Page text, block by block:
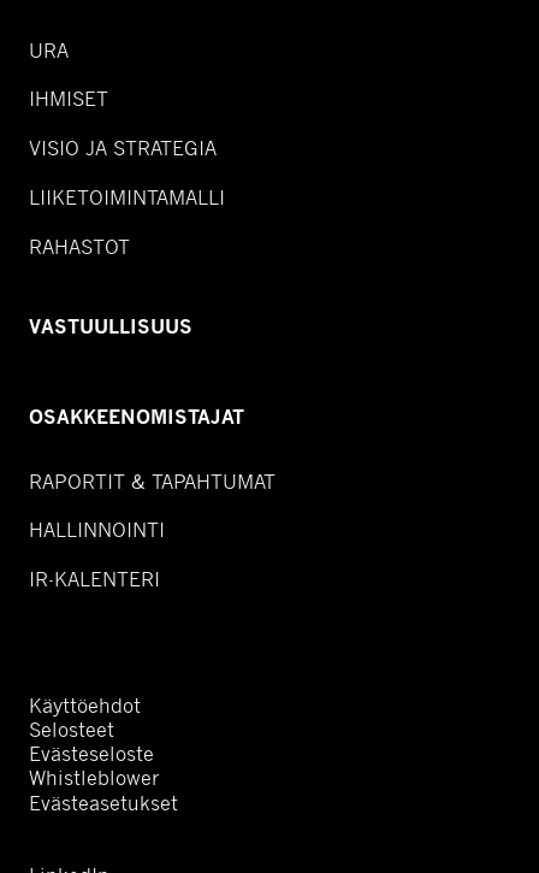
URA
IHMISET
VISIO JA STRATEGIA
LIIKETOIMINTAMALLI
RAHASTOT
VASTUULLISUUS
OSAKKEENOMISTAJAT
RAPORTIT & TAPAHTUMAT
HALLINNOINTI
IR-KALENTERI
Käyttöehdot
Selosteet
Evästeseloste
Whistleblower
Evästeasetukset